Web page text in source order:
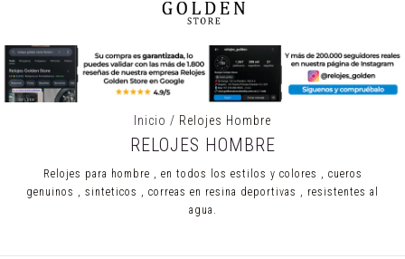
Inicio / Relojes Hombre
RELOJES HOMBRE
Relojes para hombre , en todos los estilos y colores , cueros
genuinos , sinteticos , correas en resina deportivas , resistentes al
agua.